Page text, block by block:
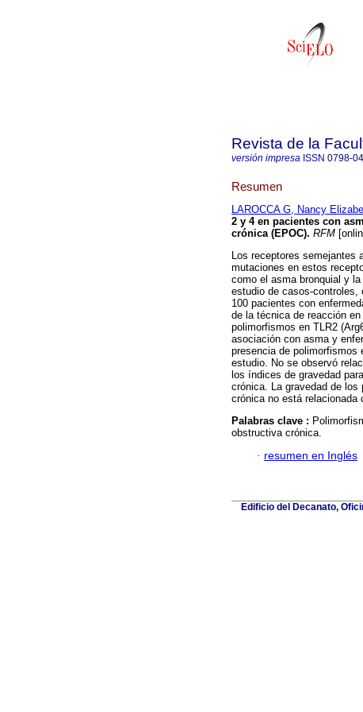
Revista de la
versión impresa ISSN 0798-
Resumen
LAROCCA G, Nancy
2 y 4 en pacientes con
crónica (EPOC). RFM
Los receptores semejantes
mutaciones en estos
como el asma bronquial y
estudio de casos-controles,
100 pacientes con
de la técnica de reacción
polimorfismos en TLR2
asociación con asma y
presencia de polimorfismos
estudio. No se observó
los índices de gravedad
crónica. La gravedad de
crónica no está relacionada
Palabras clave :
obstructiva crónica.
· resumen en Inglés
Edificio del Decanato,